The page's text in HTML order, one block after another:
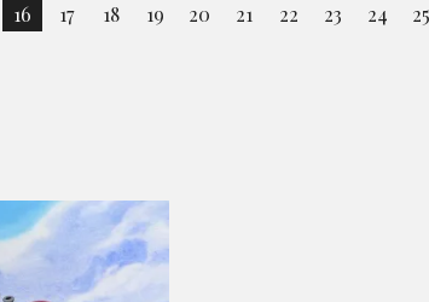
16
17
18
19
20
21
22
23
24
25